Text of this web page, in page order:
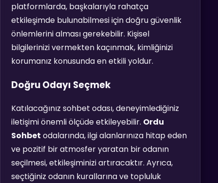
platformlarda, başkalarıyla rahatça
etkileşimde bulunabilmesi için doğru güvenlik
önlemlerini alması gerekebilir. Kişisel
bilgilerinizi vermekten kaçınmak, kimliğinizi
korumanız konusunda en etkili yoldur.
Doğru Odayı Seçmek
Katılacağınız sohbet odası, deneyimlediğiniz
iletişimi önemli ölçüde etkileyebilir. Ordu
Sohbet odalarında, ilgi alanlarınıza hitap eden
ve pozitif bir atmosfer yaratan bir odanın
seçilmesi, etkileşiminizi artıracaktır. Ayrıca,
seçtiğiniz odanın kurallarına ve topluluk